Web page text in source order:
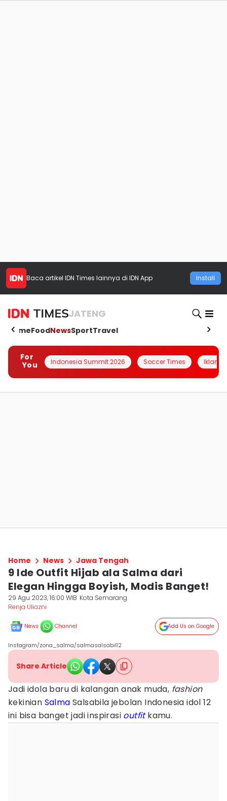
Baca artikel IDN Times lainnya di IDN App Install
JATENG
HomeFoodNewsSportTravel
For
You
Indonesia Summit 2026 Soccer Times Iklanin
Home News Jawa Tengah
9 Ide Outfit Hijab ala Salma dari
Elegan Hingga Boyish, Modis Banget!
29 Agu 2023, 16:00 WIB Kota Semarang
Renja Uliazni
News Channel Add Us on Google
Instagram/zona_salma/salmasalsabil12
Share Article
Jadi idola baru di kalangan anak muda, fashion
kekinian Salma Salsabila jebolan Indonesia idol 12
ini bisa banget jadi inspirasi outfitkamu.